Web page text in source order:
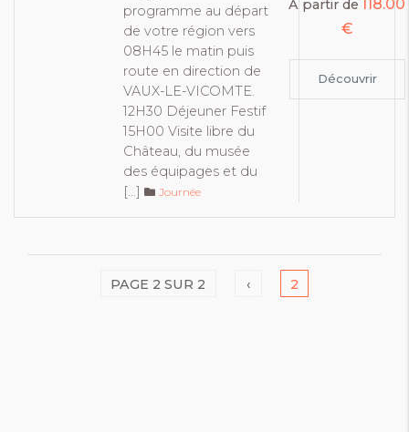
programme au départ
de votre région vers
08H45 le matin puis
route en direction de
VAUX-LE-VICOMTE.
12H30 Déjeuner Festif
15H00 Visite libre du
Château, du musée
des équipages et du
[…]
Journée
A partir de 118.00
€
Découvrir
PAGE 2 SUR 2 ‹ 2